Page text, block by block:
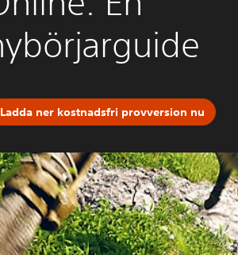
Ladda ner kostnadsfri provversion nu